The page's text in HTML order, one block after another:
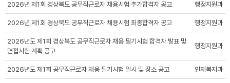
2026년 제1회 경상북도 공무직근로자 채용시험 추가합격자 공고 행정지원과
2026년 제1회 경상북도 공무직근로자 채용시험 최종합격자 공고 행정지원과
2026년도 제1회 경상북도 공무직근로자 채용 필기시험 합격자 발표 및
면접시험 계획 공고
행정지원과
2026년도 제1회 공무직근로자 채용 필기시험 일시 및 장소 공고 인재복지과